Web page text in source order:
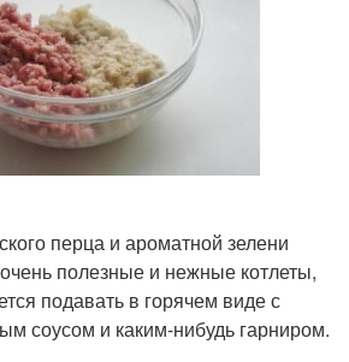
перца и ароматной зелени
полезные и нежные котлеты,
подавать в горячем виде с
соусом и каким-нибудь гарниром.